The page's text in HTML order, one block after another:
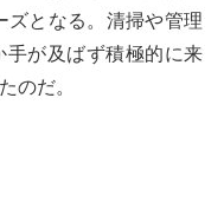
ズとなる。清掃や管理
手が及ばず積極的に来
のだ。